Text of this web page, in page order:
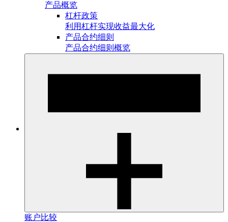
产品概览
杠杆政策
利用杠杆实现收益最大化
产品合约细则
产品合约细则概览
账户比较